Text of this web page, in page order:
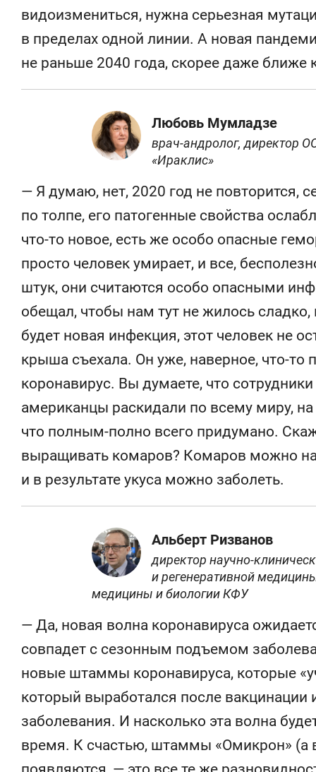
видоизмениться, нужна серьезная
в пределах одной линии. А новая
не раньше 2040 года, скорее даже ближе
Любовь Мумладзе
врач-андролог, директор
«Ираклис»
— Я думаю, нет, 2020 год не повторится,
по толпе, его патогенные свойства
что-то новое, есть же особо опасные
просто человек умирает, и все,
штук, они считаются особо опасными
обещал, чтобы нам тут не жилось
будет новая инфекция, этот человек не
крыша съехала. Он уже, наверное, что-то
коронавирус. Вы думаете, что
американцы раскидали по всему миру,
что полным-полно всего придумано.
выращивать комаров? Комаров можно
и в результате укуса можно заболеть.
Альберт Ризванов
директор научно-
и регенеративной
медицины и биологии КФУ
— Да, новая волна коронавируса
совпадет с сезонным подъемом
новые штаммы коронавируса, которые
который выработался после вакцинации
заболевания. И насколько эта волна
время. К счастью, штаммы «Омикрон» (а